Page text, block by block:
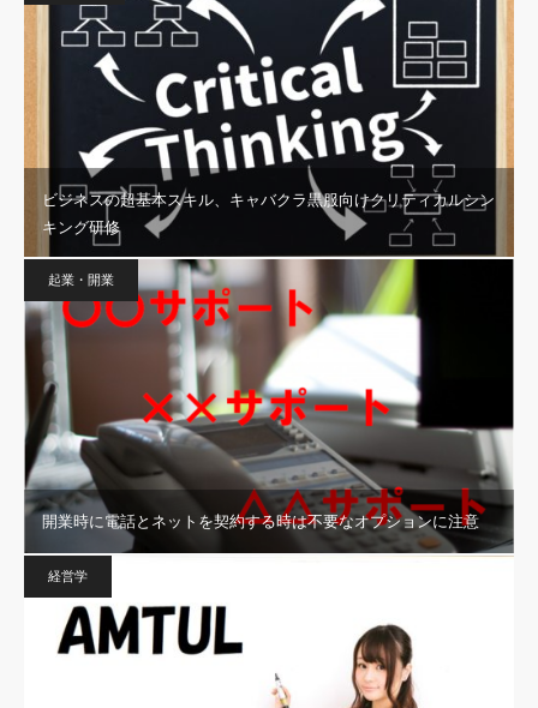
ビジネスの超基本スキル、キャバクラ黒服向けクリティカルシン
キング研修
起業・開業
開業時に電話とネットを契約する時は不要なオプションに注意
経営学